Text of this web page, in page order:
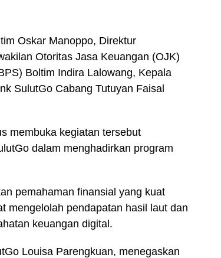
Oskar Manoppo, Direktur
Otoritas Jasa Keuangan (OJK)
Boltim Indira Lalowang, Kepala
SulutGo Cabang Tutuyan Faisal
membuka kegiatan tersebut
dalam menghadirkan program
pemahaman finansial yang kuat
mengelolah pendapatan hasil laut dan
keuangan digital.
Louisa Parengkuan, menegaskan